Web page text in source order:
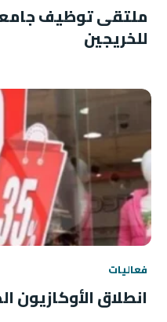
ملتقى توظيف
للخريجين
فعاليات
انطلاق الأوكازيون الصيفي